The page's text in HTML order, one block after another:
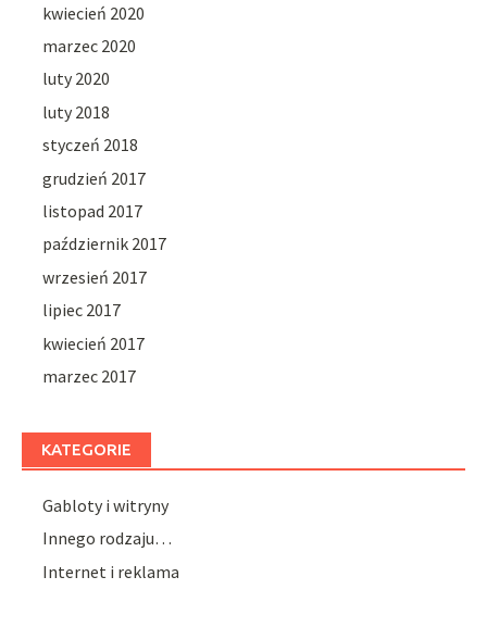
kwiecień 2020
marzec 2020
luty 2020
luty 2018
styczeń 2018
grudzień 2017
listopad 2017
październik 2017
wrzesień 2017
lipiec 2017
kwiecień 2017
marzec 2017
KATEGORIE
Gabloty i witryny
Innego rodzaju…
Internet i reklama